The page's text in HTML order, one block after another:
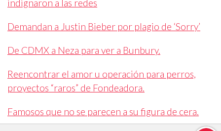
indignaron a las redes
Demandan a Justin Bieber por plagio de ‘Sorry’
De CDMX a Neza para ver a Bunbury.
Reencontrar el amor u operación para perros,
proyectos “raros” de Fondeadora.
Famosos que no se parecen a su figura de cera.